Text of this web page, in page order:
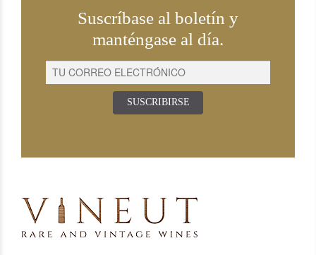
Suscríbase al boletín y
manténgase al día.
SUSCRIBIRSE